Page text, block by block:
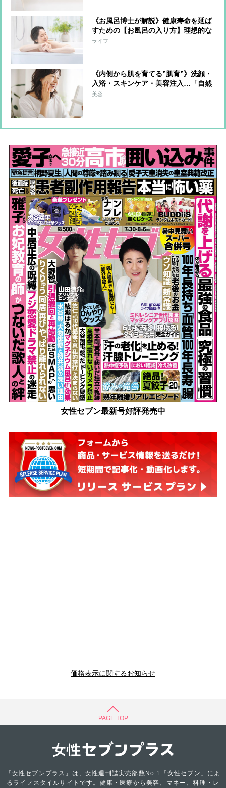
《お風呂博士が解説》健康寿命を延ば
すための【お風呂の入り方】理想的な
入浴法は「40℃に10分」「就寝の90分
ライフ
《内側から肌を育てる”肌育”》洗顔・
入浴・スキンケア・美容注入…「自然
な美しさ」をコツコツ育む方法を美の
美容
女性セブン最新号好評発売中
価格表示に関するお知らせ
PAGE TOP
「女性セブンプラス」は、女性週刊誌実売部数No.1「女性セブン」によ
るライフスタイルサイトです。健康・医療から美容、マネー、料理・レ